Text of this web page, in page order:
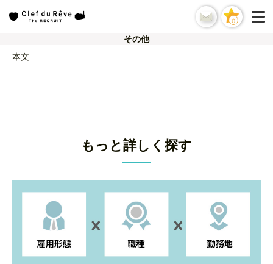
0
その他
本文
もっと詳しく探す